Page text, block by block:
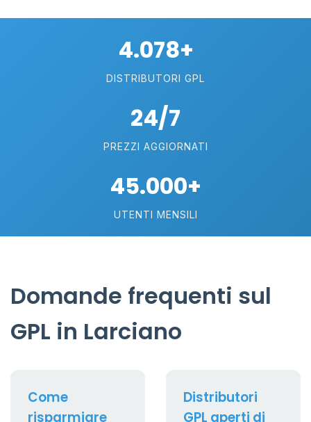
4.078+
DISTRIBUTORI GPL
24/7
PREZZI AGGIORNATI
45.000+
UTENTI MENSILI
Domande frequenti sul
GPL in Larciano
Come
risparmiare
Distributori
GPL aperti di